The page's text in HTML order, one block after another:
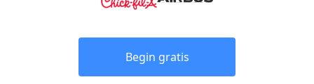
Begin gratis